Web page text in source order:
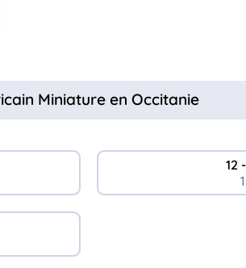
Miniature en Occitanie
12